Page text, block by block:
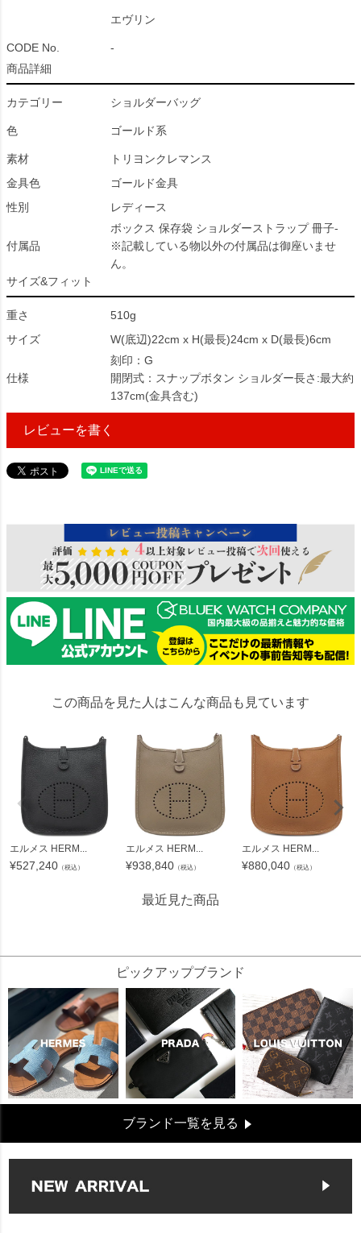
エヴリン
CODE No.
-
商品詳細
カテゴリー ショルダーバッグ
色 ゴールド系
素材
トリヨンクレマンス
金具色
ゴールド金具
性別
レディース
付属品
ボックス 保存袋 ショルダーストラップ 冊子-
※記載している物以外の付属品は御座いませ
ん。
サイズ&フィット
重さ
510g
サイズ
W(底辺)22cm x H(最長)24cm x D(最長)6cm
仕様
刻印：G
開閉式：スナップボタン ショルダー長さ:最大約
137cm(金具含む)
レビューを書く
この商品を見た人はこんな商品も見ています
エルメス HERM...
¥527,240 （税込）
エルメス HERM...
¥938,840 （税込）
エルメス HERM...
¥880,040 （税込）
最近見た商品
ピックアップブランド
ブランド一覧を見る